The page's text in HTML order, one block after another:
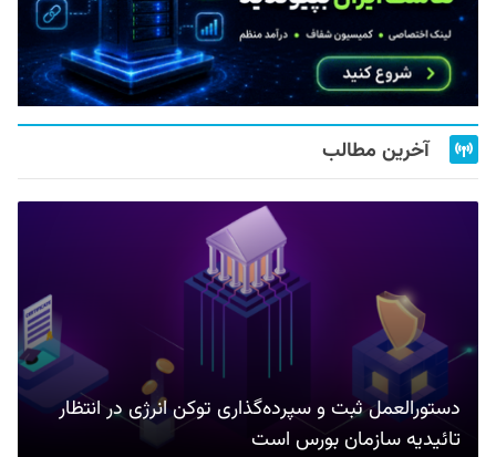
آخرین مطالب
دستورالعمل ثبت و سپرده‌گذاری توکن انرژی در انتظار
تائیدیه سازمان بورس است